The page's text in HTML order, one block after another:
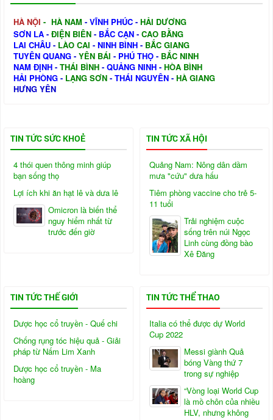
HÀ NỘI - HÀ NAM - VĨNH PHÚC - HẢI DƯƠNG
SƠN LA - ĐIỆN BIÊN - BẮC CẠN - CAO BẰNG
LAI CHÂU - LÀO CAI - NINH BÌNH - BẮC GIANG
TUYÊN QUANG - YÊN BÁI - PHÚ THỌ - BẮC NINH
NAM ĐỊNH - THÁI BÌNH - QUẢNG NINH - HÒA BÌNH
HẢI PHÒNG - LẠNG SƠN - THÁI NGUYÊN - HÀ GIANG
HƯNG YÊN
TIN TỨC SỨC KHOẺ
4 thói quen thông minh giúp
bạn sống thọ
Lợi ích khi ăn hạt lê và dưa lê
Omicron là biến thể
nguy hiểm nhất từ
trước đến giờ
TIN TỨC XÃ HỘI
Quảng Nam: Nông dân dầm
mưa "cứu" dưa hấu
Tiêm phòng vaccine cho trẻ 5-
11 tuổi
Trải nghiệm cuộc
sống trên núi Ngọc
Linh cùng đồng bào
Xê Đăng
TIN TỨC THẾ GIỚI
Dược học cổ truyền - Quế chi
Chống rụng tóc hiệu quả - Giải
pháp từ Nấm Lim Xanh
Dược học cổ truyền - Ma
hoàng
TIN TỨC THỂ THAO
Italia có thể được dự World
Cup 2022
Messi giành Quả
bóng Vàng thứ 7
trong sự nghiệp
“Vòng loại World Cup
là mồ chôn của nhiều
HLV, nhưng không